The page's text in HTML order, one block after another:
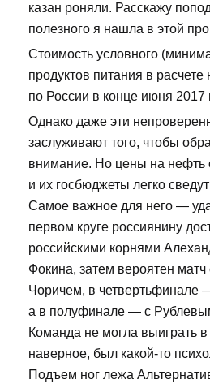
казан роняли. Расскажу
полезного я нашла в этой
Стоимость условного
продуктов питания в
по России в конце июня 2017
Однако даже эти
заслуживают того, чтобы
внимание. Но цены на нефть
и их госбюджеты легко
Самое важное для него —
первом круге россиянину
российскими корнями
Фокина, затем вероятен
Чоричем, в четвертьфинале
а в полуфинале — с
Команда не могла выиграть
наверное, был какой-то
Подъем ног лежа